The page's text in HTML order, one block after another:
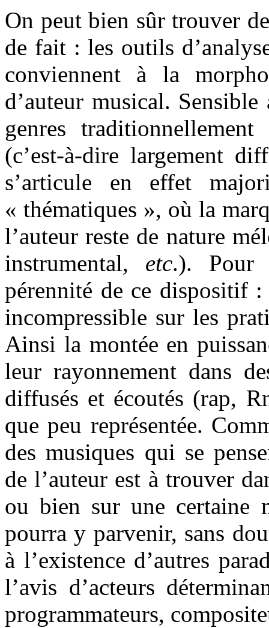
On peut bien sûr trouver
de fait : les outils
conviennent à la
d’auteur musical.
genres
(c’est-à-dire largement
s’articule en effet
« thématiques », où la
l’auteur reste de nature
instrumental, etc.). Pour
pérennité de ce dispositif
incompressible sur les
Ainsi la montée en
leur rayonnement dans
diffusés et écoutés (rap,
que peu représentée.
des musiques qui se
de l’auteur est à trouver
ou bien sur une certaine
pourra y parvenir, sans
à l’existence d’autres
l’avis d’acteurs
programmateurs,